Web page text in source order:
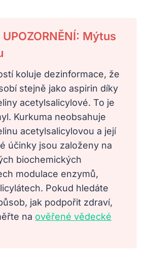
UPOZORNĚNÍ: Mýtus
koluje dezinformace, že
stejně jako aspirin díky
acetylsalicylové. To je
Kurkuma neobsahuje
acetylsalicylovou a její
účinky jsou založeny na
biochemických
modulace enzymů,
Pokud hledáte
jak podpořit zdraví,
na ověřené vědecké